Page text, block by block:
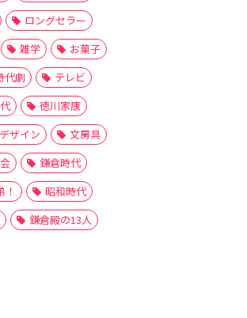
ロングセラー
雑学
お菓子
代劇
テレビ
徳川家康
デザイン
文房具
鎌倉時代
！
昭和時代
鎌倉殿の13人